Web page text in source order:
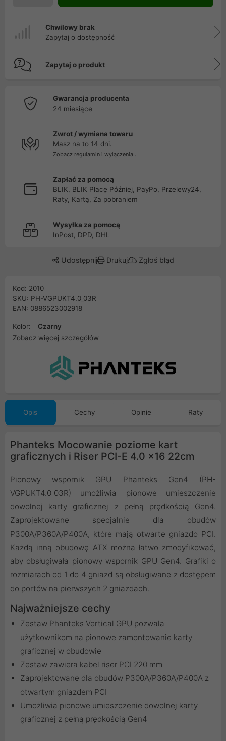
Chwilowy brak
Zapytaj o dostępność
Zapytaj o produkt
Gwarancja producenta
24 miesiące
Zwrot / wymiana towaru
Masz na to 14 dni.
Zobacz regulamin i wyłączenia...
Zapłać za pomocą
BLIK, BLIK Płacę Później, PayPo, Przelewy24,
Raty, Kartą, Za pobraniem
Wysyłka za pomocą
InPost, DPD, DHL
Udostępnij Drukuj Zgłoś błąd
Kod: 2010
SKU: PH-VGPUKT4.0_03R
EAN: 0886523002918
Kolor:
Czarny
Zobacz więcej szczegółów
Opis Cechy Opinie Raty
Phanteks Mocowanie poziome kart
graficznych i Riser PCI-E 4.0 x16 22cm
Pionowy wspornik GPU Phanteks Gen4 (PH-
VGPUKT4.0_03R) umożliwia pionowe umieszczenie
dowolnej karty graficznej z pełną prędkością Gen4.
Zaprojektowane specjalnie dla obudów
P300A/P360A/P400A, które mają otwarte gniazdo PCI.
Każdą inną obudowę ATX można łatwo zmodyfikować,
aby obsługiwała pionowy wspornik GPU Gen4. Grafiki o
rozmiarach od 1 do 4 gniazd są obsługiwane z dostępem
do portów na pierwszych 2 gniazdach.
Najważniejsze cechy
Zestaw Phanteks Vertical GPU pozwala
użytkownikom na pionowe zamontowanie karty
graficznej w obudowie
Zestaw zawiera kabel riser PCI 220 mm
Zaprojektowane dla obudów P300A/P360A/P400A z
otwartym gniazdem PCI
Umożliwia pionowe umieszczenie dowolnej karty
graficznej z pełną prędkością Gen4